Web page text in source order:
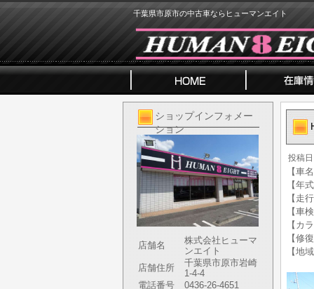
千葉県市原市の中古車ならヒューマンエイト
ショップインフォメー
ション
店舗名
株式会社ヒューマ
ンエイト
店舗住所
千葉県市原市岩崎
1-4-4
電話番号
0436-26-4651
投稿日
【車
【年
【走
【車
【カ
【修
【地